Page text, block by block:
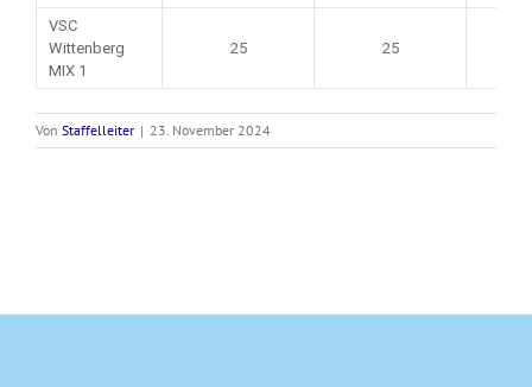
VSC
Wittenberg
MIX 1
25 25
Von Staffelleiter | 23. November 2024